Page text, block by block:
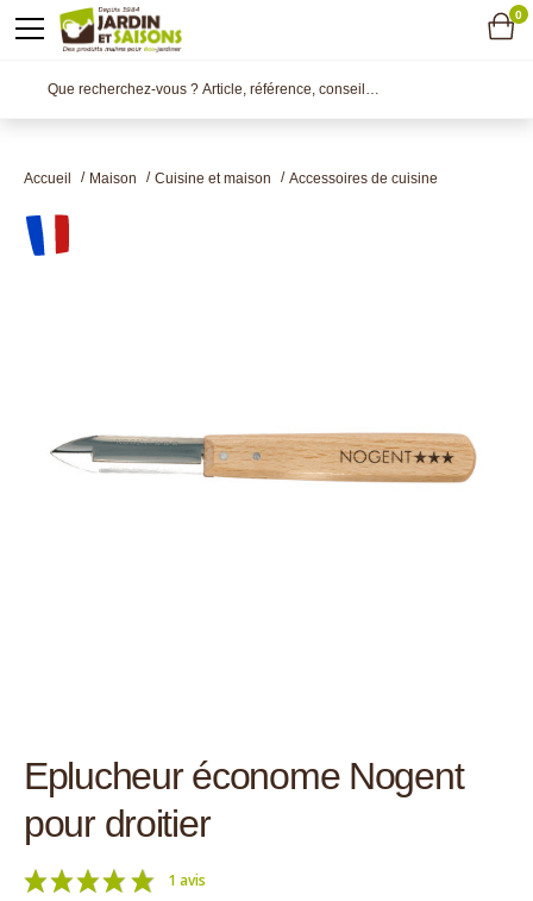
Accueil Maison Cuisine et maison Accessoires de cuisine
Eplucheur économe Nogent
pour droitier
1 avis
0